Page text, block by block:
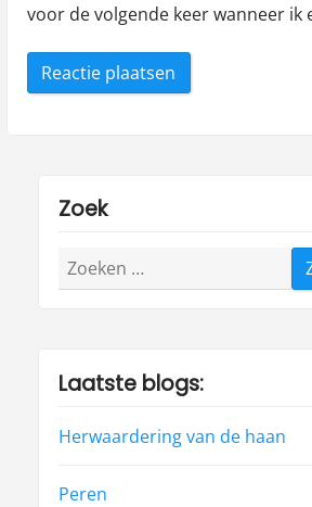
voor de volgende keer wanneer ik
Zoek
Zoeken
naar:
Laatste blogs:
Herwaardering van de haan
Peren